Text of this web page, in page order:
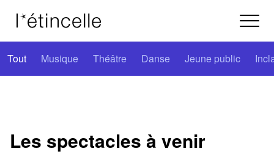
Tout Musique Théâtre Danse Jeune public
Les spectacles à venir